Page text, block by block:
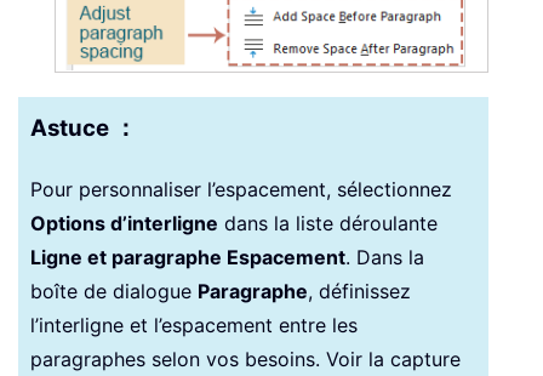
Astuce ：
Pour personnaliser l’espacement, sélectionnez
Options d’interligne dans la liste déroulante
Ligne et paragraphe Espacement. Dans la
boîte de dialogue Paragraphe, définissez
l’interligne et l’espacement entre les
paragraphes selon vos besoins. Voir la capture